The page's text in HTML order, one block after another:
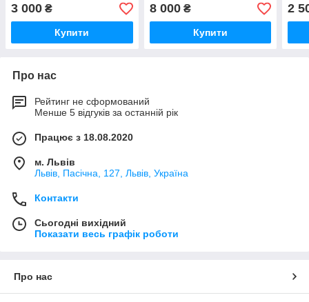
3 000 ₴
Купити
8 000₴
Купити
2
Про нас
Рейтинг не сформований
Менше 5 відгуків за останній рік
Працює з 18.08.2020
м. Львів
Львів, Пасічна, 127, Львів, Україна
Контакти
Сьогодні вихідний
Показати весь графік роботи
Про нас